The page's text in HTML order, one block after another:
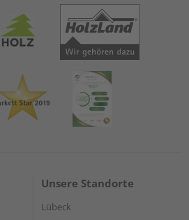
Unsere Standorte
Lübeck